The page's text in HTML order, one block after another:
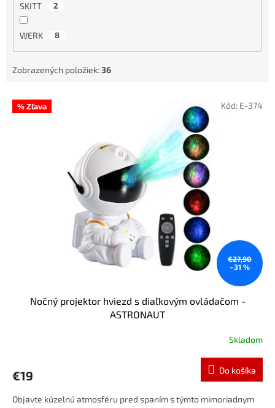
SKITT 2
WERK 8
Zobrazených položiek:36
V % Zľava
€27,90
–31 %
Nočný projektor hviezd s diaľkovým ovládačom -
ASTRONAUT
Skladom
€19 Do košíka
Objavte kúzelnú atmosféru pred spaním s týmto mimoriadnym
Kód: E-374